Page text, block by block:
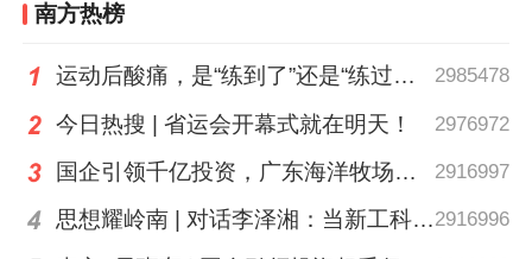
南方热榜
运动后酸痛，是“练到了”还是“练过了”？ 2985478
今日热搜 | 省运会开幕式就在明天！ 2976972
国企引领千亿投资，广东海洋牧场这场会议信息量很大 2916997
思想耀岭南 | 对话李泽湘：当新工科教育遇上大湾区超级供应链2916996